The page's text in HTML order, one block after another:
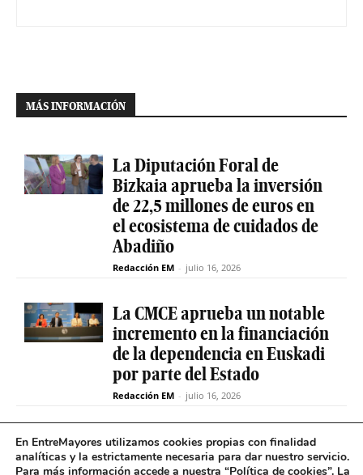
MÁS INFORMACIÓN
La Diputación Foral de
Bizkaia aprueba la inversión
de 22,5 millones de euros en
el ecosistema de cuidados de
Abadiño
Redacción EM - julio 16, 2026
La CMCE aprueba un notable
incremento en la financiación
de la dependencia en Euskadi
por parte del Estado
Redacción EM - julio 16, 2026
El servicio de teleasistencia
betiON prueba un nuevo
En EntreMayores utilizamos cookies propias con finalidad
analíticas y la estrictamente necesaria para dar nuestro servicio.
Para más información accede a nuestra “Política de cookies”. La